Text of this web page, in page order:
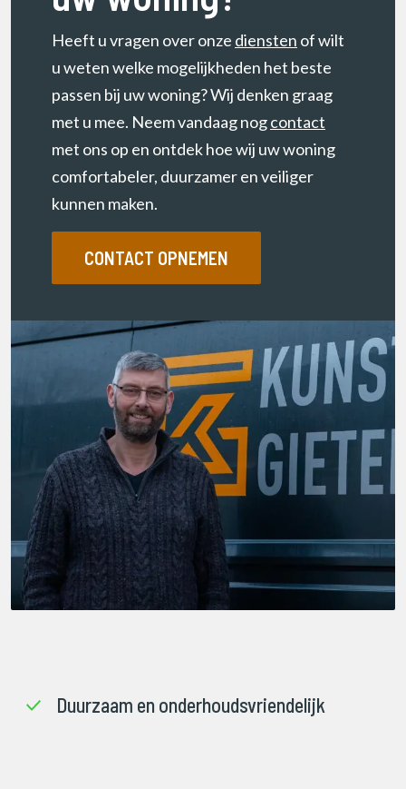
Heeft u vragen over onze diensten of wilt
u weten welke mogelijkheden het beste
passen bij uw woning? Wij denken graag
met u mee. Neem vandaag nogcontact
met ons op en ontdek hoe wij uw woning
comfortabeler, duurzamer en veiliger
kunnen maken.
CONTACT OPNEMEN
Duurzaam en onderhoudsvriendelijk